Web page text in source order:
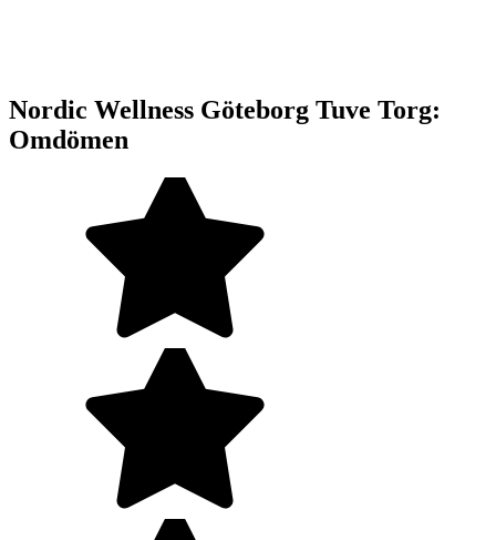
Nordic Wellness Göteborg Tuve Torg:
Omdömen